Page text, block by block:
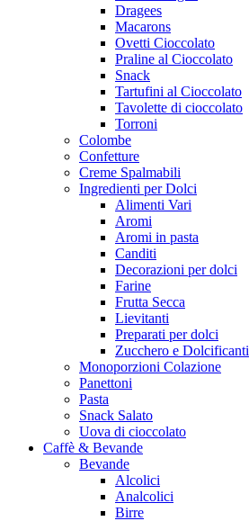
Dragees
Macarons
Ovetti Cioccolato
Praline al Cioccolato
Snack
Tartufini al Cioccolato
Tavolette di cioccolato
Torroni
Colombe
Confetture
Creme Spalmabili
Ingredienti per Dolci
Alimenti Vari
Aromi
Aromi in pasta
Canditi
Decorazioni per dolci
Farine
Frutta Secca
Lievitanti
Preparati per dolci
Zucchero e Dolcificanti
Monoporzioni Colazione
Panettoni
Pasta
Snack Salato
Uova di cioccolato
Caffè & Bevande
Bevande
Alcolici
Analcolici
Birre